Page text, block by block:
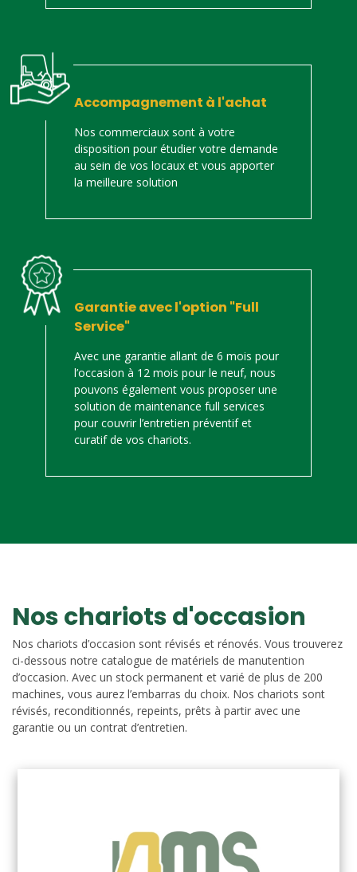
Accompagnement à l'achat
Nos commerciaux sont à votre
disposition pour étudier votre demande
au sein de vos locaux et vous apporter
la meilleure solution
Garantie avec l'option "Full
Service"
Avec une garantie allant de 6 mois pour
l’occasion à 12 mois pour le neuf, nous
pouvons également vous proposer une
solution de maintenance full services
pour couvrir l’entretien préventif et
curatif de vos chariots.
Nos chariots d'occasion
Nos chariots d’occasion sont révisés et rénovés. Vous trouverez
ci-dessous notre catalogue de matériels de manutention
d’occasion. Avec un stock permanent et varié de plus de 200
machines, vous aurez l’embarras du choix. Nos chariots sont
révisés, reconditionnés, repeints, prêts à partir avec une
garantie ou un contrat d’entretien.